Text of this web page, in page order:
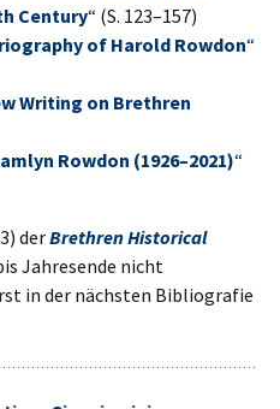
Century“ (S. 123–157)
of Harold Rowdon“
Writing on Brethren
Rowdon (1926–2021)“
derBrethren Historical
Jahresende nicht
in der nächsten Bibliografie